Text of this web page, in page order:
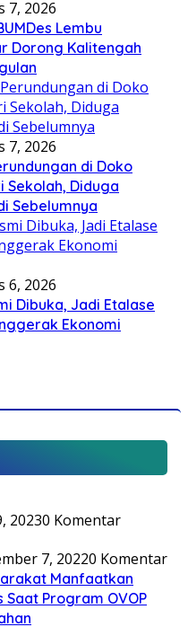
7, 2026
Lembu
Dorong Kalitengah
7, 2026
di Doko
Sekolah, Diduga
Sebelumnya
6, 2026
Dibuka, Jadi Etalase
Ekonomi
20230 Komentar
7, 20220 Komentar
Manfaatkan
Saat Program OVOP